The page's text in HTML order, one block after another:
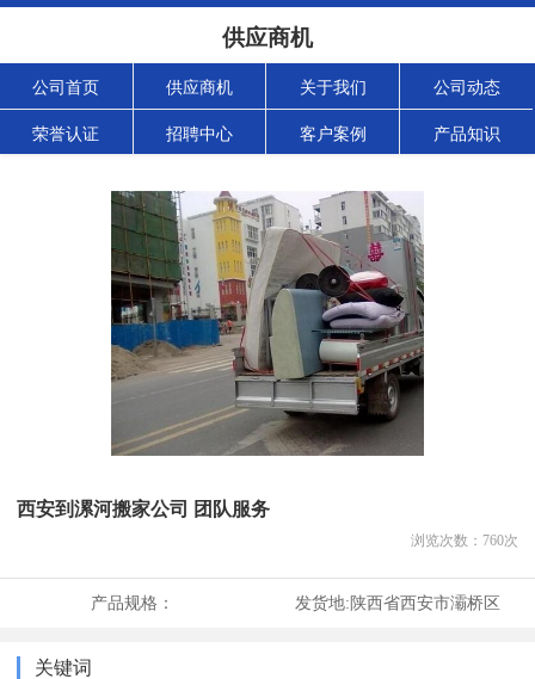
供应商机
公司首页 供应商机 关于我们 公司动态
荣誉认证 招聘中心 客户案例 产品知识
西安到漯河搬家公司 团队服务
浏览次数： 760次
产品规格： 发货地:陕西省西安市灞桥区
关键词